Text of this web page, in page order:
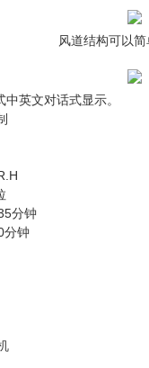
风道结构可以
英文对话式显示。
分钟
分钟